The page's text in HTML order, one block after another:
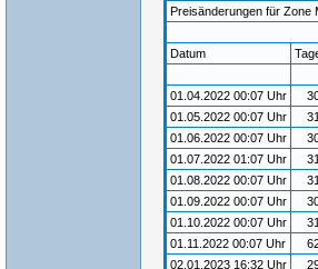
Preisänderungen für Zone
Datum
01.04.2022 00:07 Uhr
01.05.2022 00:07 Uhr
01.06.2022 00:07 Uhr
01.07.2022 01:07 Uhr
01.08.2022 00:07 Uhr
01.09.2022 00:07 Uhr
01.10.2022 00:07 Uhr
01.11.2022 00:07 Uhr
02.01.2023 16:32 Uhr